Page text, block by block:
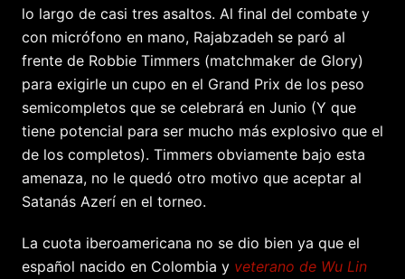
lo largo de casi tres asaltos. Al final del combate y
con micrófono en mano, Rajabzadeh se paró al
frente de Robbie Timmers (matchmaker de Glory)
para exigirle un cupo en el Grand Prix de los peso
semicompletos que se celebrará en Junio (Y que
tiene potencial para ser mucho más explosivo que el
de los completos). Timmers obviamente bajo esta
amenaza, no le quedó otro motivo que aceptar al
Satanás Azerí en el torneo.
La cuota iberoamericana no se dio bien ya que el
español nacido en Colombia y veterano de Wu Lin